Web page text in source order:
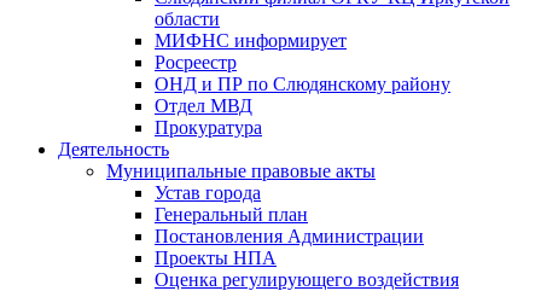
области
МИФНС информирует
Росреестр
ОНД и ПР по Слюдянскому району
Отдел МВД
Прокуратура
Деятельность
Муниципальные правовые акты
Устав города
Генеральный план
Постановления Администрации
Проекты НПА
Оценка регулирующего воздействия